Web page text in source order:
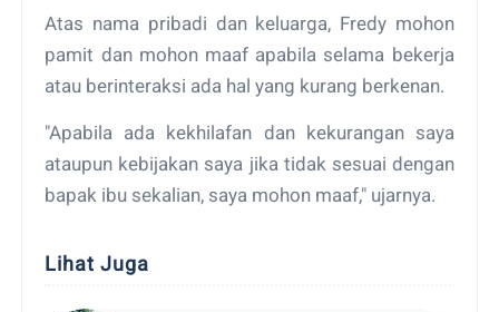
Atas nama pribadi dan keluarga, Fredy mohon
pamit dan mohon maaf apabila selama bekerja
atau berinteraksi ada hal yang kurang berkenan.
"Apabila ada kekhilafan dan kekurangan saya
ataupun kebijakan saya jika tidak sesuai dengan
bapak ibu sekalian, saya mohon maaf," ujarnya.
Lihat Juga